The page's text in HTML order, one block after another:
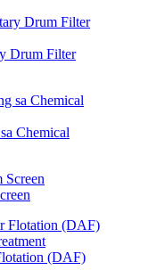
Drum Filter
Chemical
(DAF)